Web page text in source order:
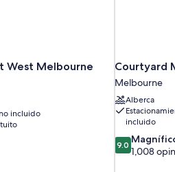
West Melbourne
incluido
Courtyard
Melbourne
Alberca
incluido
9.0
de
9.0
1,008